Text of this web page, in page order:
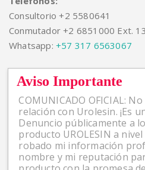
Consultorio +2 5580641
Conmutador +2 6851000 Ext.
Whatsapp: +57 317 6563067
Artículos
¿Qué es la hiperplasia
Aviso Importante
COMUNICADO OFICIAL:
relación con Urolesin. ¡Es
Denuncio públicamente a
producto UROLESIN a
robado mi información
nombre y mi reputación